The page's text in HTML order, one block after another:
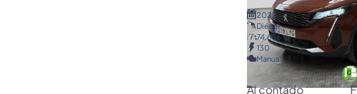
2022
Diésel
74.656
130
Manual
Al contado